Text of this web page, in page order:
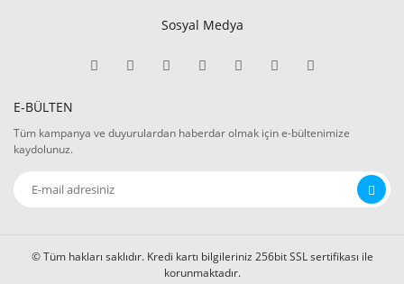
Sosyal Medya
E-BÜLTEN
Tüm kampanya ve duyurulardan haberdar olmak için e-bültenimize
kaydolunuz.
© Tüm hakları saklıdır. Kredi kartı bilgileriniz 256bit SSL sertifikası ile
korunmaktadır.